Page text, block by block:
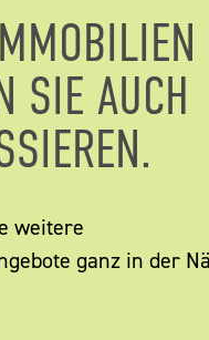
SIE AUCH
weitere
ganz in der